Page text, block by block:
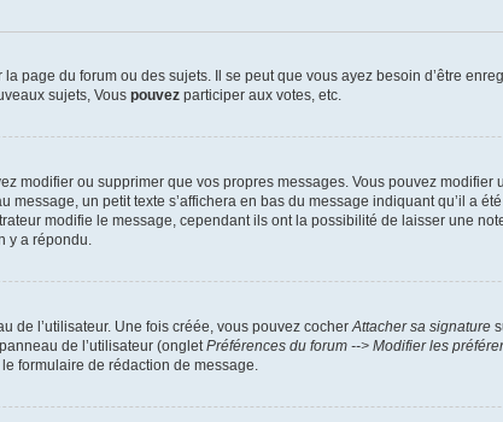
page du forum ou des sujets. Il se peut que vous ayez besoin d’être
sujets, Vous pouvez participer aux votes, etc.
modifier ou supprimer que vos propres messages. Vous pouvez
un petit texte s’affichera en bas du message indiquant qu’il a
modifie le message, cependant ils ont la possibilité de laisser une
y a répondu.
de l’utilisateur. Une fois créée, vous pouvez cocher Attacher sa signature
de l’utilisateur (onglet Préférences du forum --> Modifier les
formulaire de rédaction de message.